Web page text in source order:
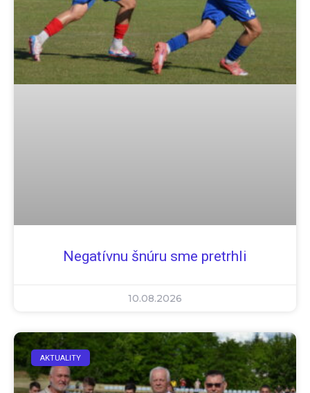
Negatívnu šnúru sme pretrhli
10.08.2026
AKTUALITY